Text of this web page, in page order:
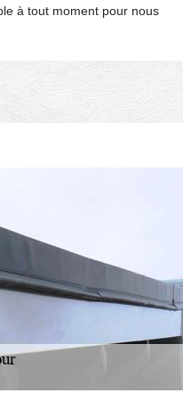
à tout moment pour nous